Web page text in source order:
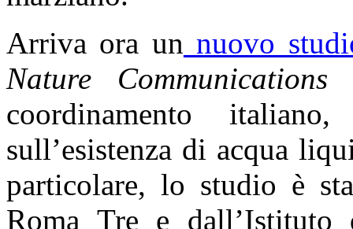
Arriva ora un nuovo
Nature Communications
coordinamento
sull’esistenza di acqua
particolare, lo studio è
Roma Tre e dall’Istituto